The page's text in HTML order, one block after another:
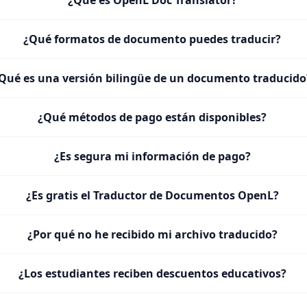
¿Qué formatos de documento puedes traducir?
es una versión bilingüe de un documento
¿Qué métodos de pago están disponibles?
¿Es segura mi información de pago?
¿Es gratis el Traductor de Documentos OpenL?
¿Por qué no he recibido mi archivo traducido?
¿Los estudiantes reciben descuentos educativos?